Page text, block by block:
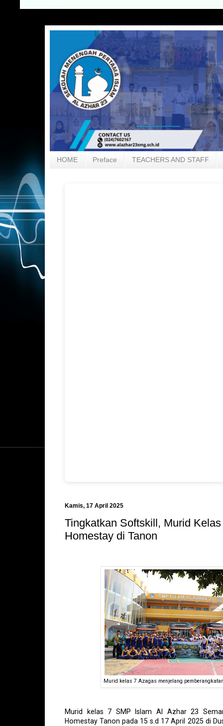
HOME Preface TEACHERS AND STAFF
Kamis, 17 April 2025
Tingkatkan Softskill, Murid
Homestay di Tanon
Murid kelas 7 Azagas menjelang
Murid kelas 7 SMP Islam Al Azhar 23
Homestay Tanon pada 15 s.d 17 April 2025 di